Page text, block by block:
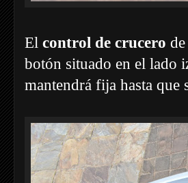
El control de crucero
botón situado en el lado
mantendrá fija hasta que